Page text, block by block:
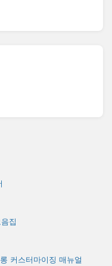
집
커스터마이징 매뉴얼